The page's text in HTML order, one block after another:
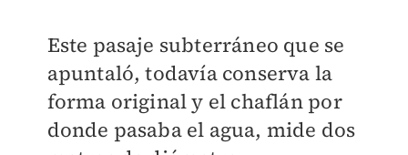
Este pasaje subterráneo que se
apuntaló, todavía conserva la
forma original y el chaflán por
donde pasaba el agua, mide dos